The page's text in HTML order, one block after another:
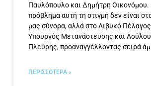
Παυλόπουλο και Δημήτρη Οικονόμου.
πρόβλημα αυτή τη στιγμή δεν είναι
μας σύνορα, αλλά στο Λιβυκό
Υπουργός Μετανάστευσης και
Πλεύρης, προαναγγέλλοντας σειρά
ΠΕΡΙΣΣΟΤΕΡΑ »